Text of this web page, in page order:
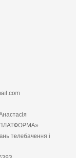
телебачення і